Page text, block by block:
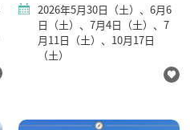
2026年5月30日（土）、6月6
日（土）、7月4日（土）、7
月11日（土）、10月17日
（土）